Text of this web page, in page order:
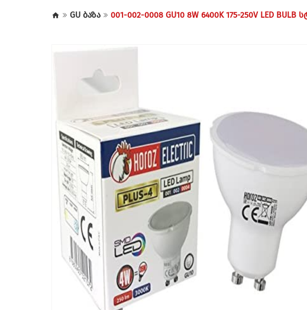
GU ბაზა 001-002-0008 GU10 8W 6400K 175-250V LED